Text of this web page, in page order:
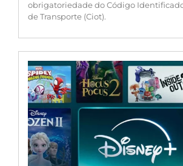
obrigatoriedade do Código
de Transporte (Ciot).